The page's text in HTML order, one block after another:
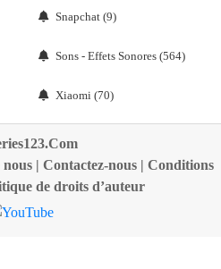
Snapchat (9)
Sons - Effets Sonores (564)
Xiaomi (70)
| Contactez-nous| Conditions
de droits d’auteur